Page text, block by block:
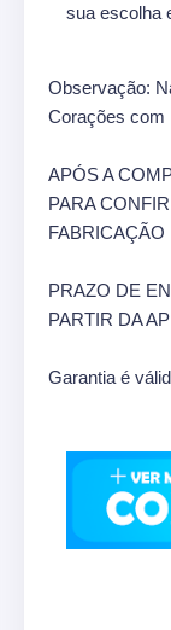
sua escolha
Observação:
Corações com
APÓS A
PARA
FABRICAÇÃO
PRAZO DE
PARTIR DA
Garantia é